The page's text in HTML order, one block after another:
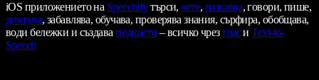
iOS приложението на Speechifyтърси,чете, разказва, говори, пише,
диктува, забавлява, обучава, проверява знания, сърфира, обобщава,
води бележки и създаваподкасти – всичко чрезгласиText-to-
Speech